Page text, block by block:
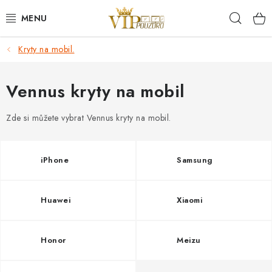
na
KRYTY NA MOBIL.
OCHRANA DISPLEJE - SKLO A FÓLIE
KABELY A NABÍJEČKY
BRAŠNY NA NOTEBOOKY
Kryty na mobil.
Vennus kryty na mobil
Zde si můžete vybrat Vennus kryty na mobil.
iPhone Samsung
Huawei Xiaomi
Honor Meizu